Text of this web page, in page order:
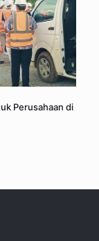
Perusahaan di